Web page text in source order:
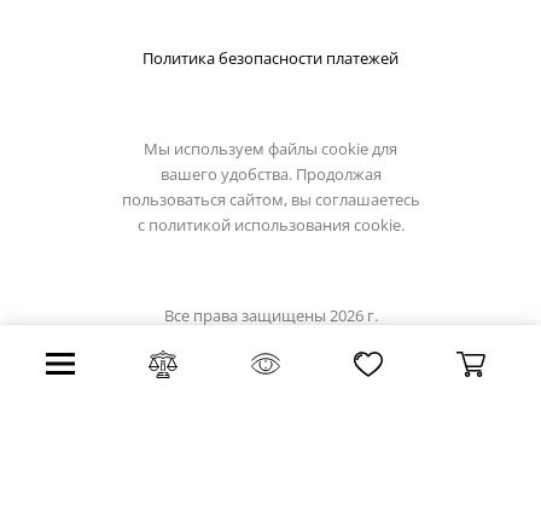
Политика безопасности платежей
Мы используем файлы cookie для
вашего удобства. Продолжая
пользоваться сайтом, вы соглашаетесь
с политикой использования cookie.
Все права защищены 2026 г.